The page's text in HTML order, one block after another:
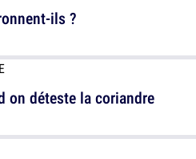
ils ?
on déteste la coriandre